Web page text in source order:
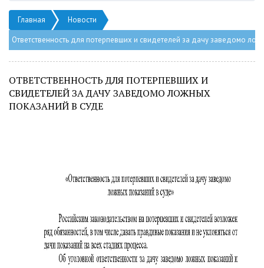
Главная
Новости
Ответственность для потерпевших и свидетелей за дачу заведомо
ОТВЕТСТВЕННОСТЬ ДЛЯ ПОТЕРПЕВШИХ И
СВИДЕТЕЛЕЙ ЗА ДАЧУ ЗАВЕДОМО ЛОЖНЫХ
ПОКАЗАНИЙ В СУДЕ